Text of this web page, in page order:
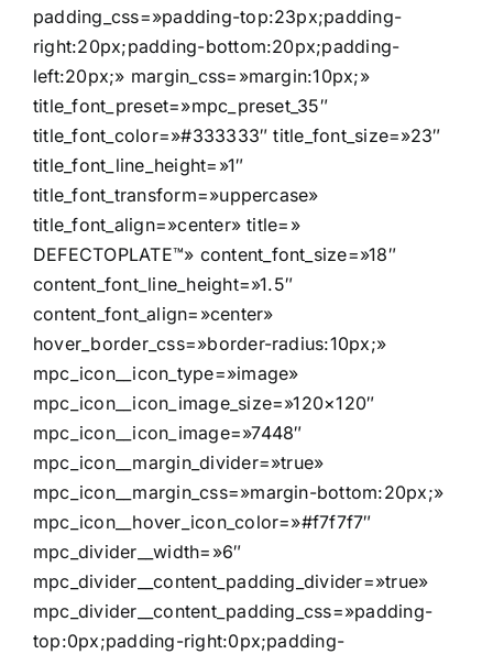
padding_css=»padding-top:23px;padding-
right:20px;padding-bottom:20px;padding-
left:20px;» margin_css=»margin:10px;»
title_font_preset=»mpc_preset_35″
title_font_color=»#333333″ title_font_size=»23″
title_font_line_height=»1″
title_font_transform=»uppercase»
title_font_align=»center» title=»
DEFECTOPLATE™» content_font_size=»18″
content_font_line_height=»1.5″
content_font_align=»center»
hover_border_css=»border-radius:10px;»
mpc_icon__icon_type=»image»
mpc_icon__icon_image_size=»120×120″
mpc_icon__icon_image=»7448″
mpc_icon__margin_divider=»true»
mpc_icon__margin_css=»margin-bottom:20px;»
mpc_icon__hover_icon_color=»#f7f7f7″
mpc_divider__width=»6″
mpc_divider__content_padding_divider=»true»
mpc_divider__content_padding_css=»padding-
top:0px;padding-right:0px;padding-